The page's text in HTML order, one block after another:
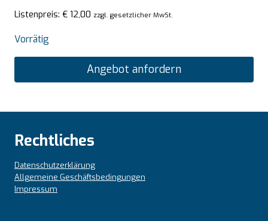
Listenpreis: € 12,00 zzgl. gesetzlicher MwSt.
Vorrätig
Angebot anfordern
Rechtliches
Datenschutzerklärung
Allgemeine Geschäftsbedingungen
Impressum